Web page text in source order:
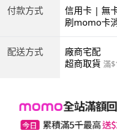
付款方式
信用卡 | 無
商付款 |
刷momo卡
配送方式
廠商宅配
超商取貨 滿